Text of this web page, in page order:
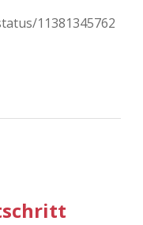
11381345762